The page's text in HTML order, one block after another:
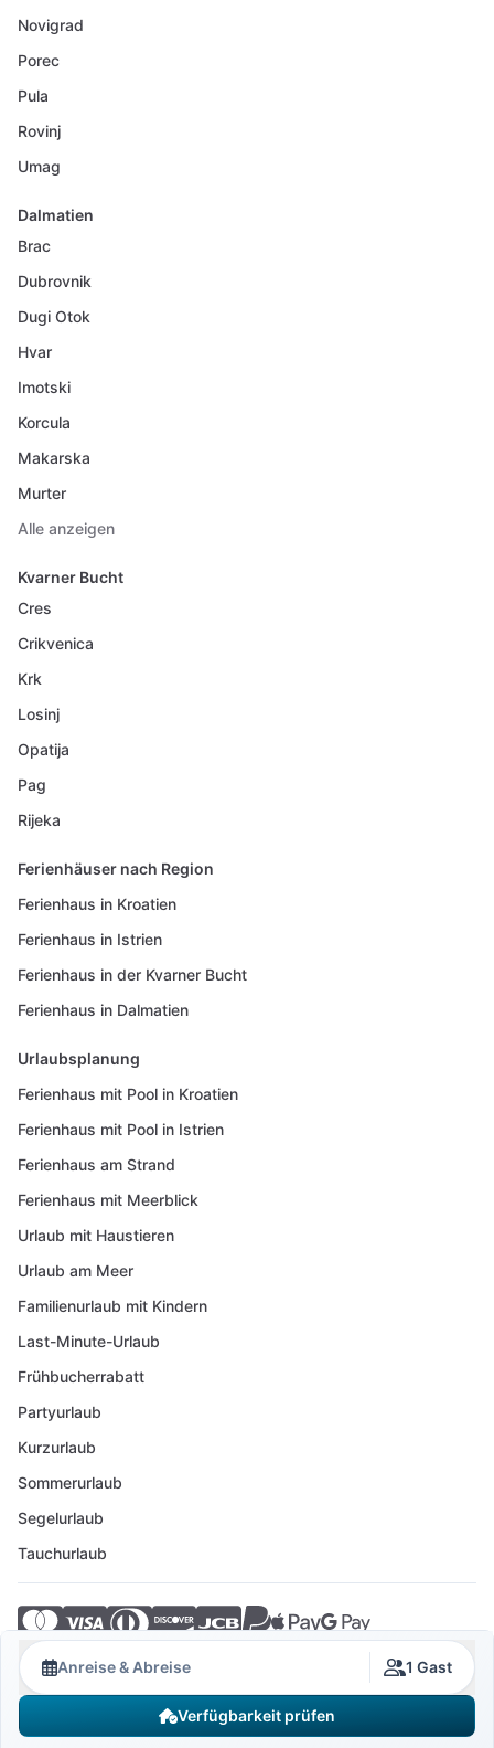
Anreise & Abreise 1 Gast
Verfügbarkeit prüfen
Novigrad
Porec
Pula
Rovinj
Umag
Dalmatien
Brac
Dubrovnik
Dugi Otok
Hvar
Imotski
Korcula
Makarska
Murter
Alle anzeigen
Kvarner Bucht
Cres
Crikvenica
Krk
Losinj
Opatija
Pag
Rijeka
Ferienhäuser nach Region
Ferienhaus in Kroatien
Ferienhaus in Istrien
Ferienhaus in der Kvarner Bucht
Ferienhaus in Dalmatien
Urlaubsplanung
Ferienhaus mit Pool in Kroatien
Ferienhaus mit Pool in Istrien
Ferienhaus am Strand
Ferienhaus mit Meerblick
Urlaub mit Haustieren
Urlaub am Meer
Familienurlaub mit Kindern
Last-Minute-Urlaub
Frühbucherrabatt
Partyurlaub
Kurzurlaub
Sommerurlaub
Segelurlaub
Tauchurlaub
© 2026 Crovillas GmbH